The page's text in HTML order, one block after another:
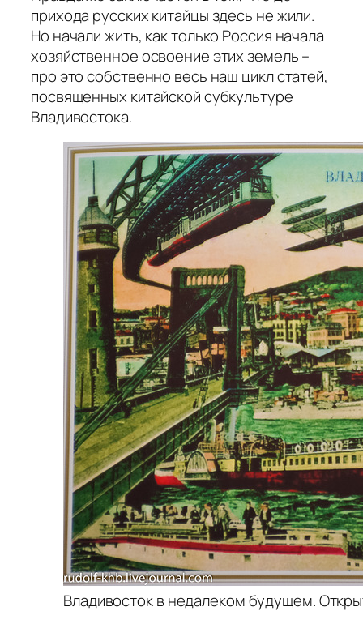
прихода русских китайцы здесь не жили.
Но начали жить, как только Россия начала
хозяйственное освоение этих земель –
про это собственно весь наш цикл статей,
посвященных китайской субкультуре
Владивостока.
Владивосток в недалеком будущем.